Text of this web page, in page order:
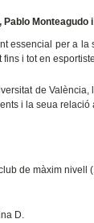
Monteagudo
essencial per a
i tot en
de
i la seua
de màxim nivell
D.